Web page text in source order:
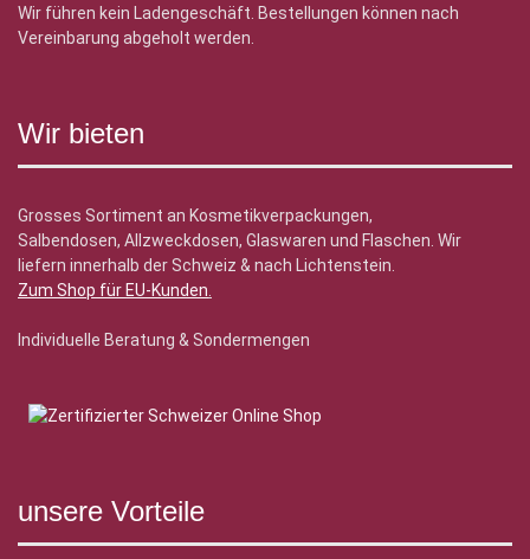
Wir führen kein Ladengeschäft. Bestellungen können nach
Vereinbarung abgeholt werden.
Wir bieten
Grosses Sortiment an Kosmetikverpackungen,
Salbendosen, Allzweckdosen, Glaswaren und Flaschen. Wir
liefern innerhalb der Schweiz & nach Lichtenstein.
Zum Shop für EU-Kunden.
Individuelle Beratung & Sondermengen
unsere Vorteile